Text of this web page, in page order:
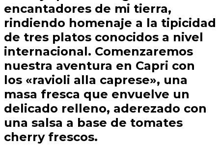
encantadores de mi tierra,
rindiendo homenaje a la tipicidad
de tres platos conocidos a nivel
internacional. Comenzaremos
nuestra aventura en Capri con
los «ravioli alla caprese», una
masa fresca que envuelve un
delicado relleno, aderezado con
una salsa a base de tomates
cherry frescos.